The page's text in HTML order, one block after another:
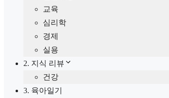
교육
심리학
경제
실용
2. 지식 리뷰
건강
3. 육아일기